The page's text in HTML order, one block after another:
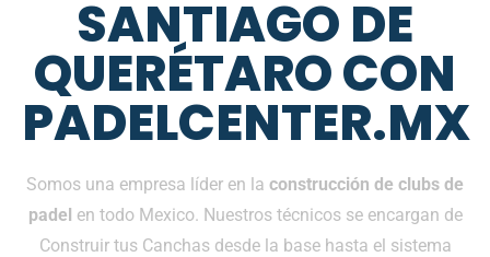
SANTIAGO DE
QUERÉTARO CON
PADELCENTER.MX
Somos una empresa líder en la construcción de clubs de
padel en todo Mexico. Nuestros técnicos se encargan de
Construir tus Canchas desde la base hasta el sistema